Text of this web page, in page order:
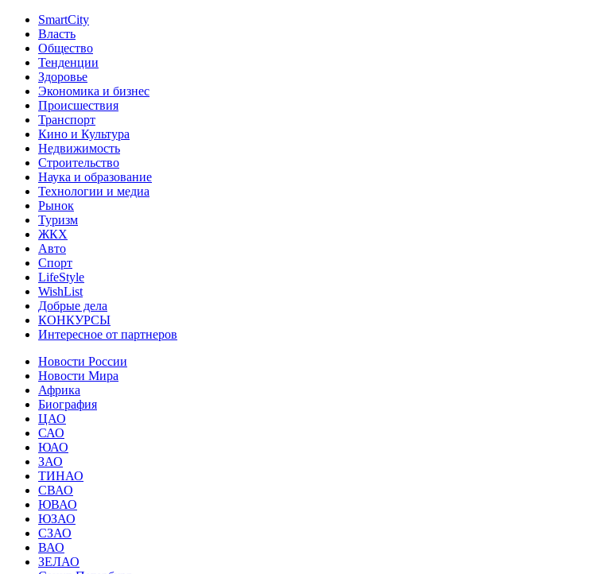
SmartCity
Власть
Общество
Тенденции
Здоровье
Экономика и бизнес
Происшествия
Транспорт
Кино и Культура
Недвижимость
Строительство
Наука и образование
Технологии и медиа
Рынок
Туризм
ЖКХ
Авто
Спорт
LifeStyle
WishList
Добрые дела
КОНКУРСЫ
Интересное от партнеров
Новости России
Новости Мира
Африка
Биография
ЦАО
САО
ЮАО
ЗАО
ТИНАО
СВАО
ЮВАО
ЮЗАО
СЗАО
ВАО
ЗЕЛАО